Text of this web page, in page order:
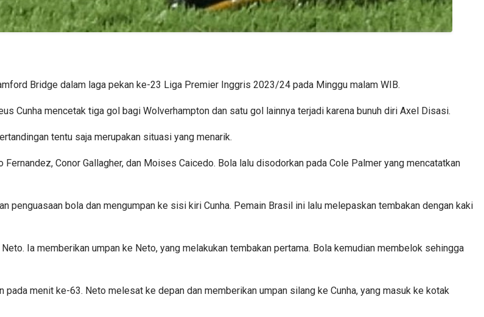
Bridge dalam laga pekan ke-23 Liga Premier Inggris 2023/24 pada Minggu malam WIB.
Cunha mencetak tiga gol bagi Wolverhampton dan satu gol lainnya terjadi karena bunuh diri Axel Disasi.
tentu saja merupakan situasi yang menarik.
Conor Gallagher, dan Moises Caicedo. Bola lalu disodorkan pada Cole Palmer yang mencatatkan
penguasaan bola dan mengumpan ke sisi kiri Cunha. Pemain Brasil ini lalu melepaskan tembakan dengan kaki
Ia memberikan umpan ke Neto, yang melakukan tembakan pertama. Bola kemudian membelok sehingga
menit ke-63. Neto melesat ke depan dan memberikan umpan silang ke Cunha, yang masuk ke kotak